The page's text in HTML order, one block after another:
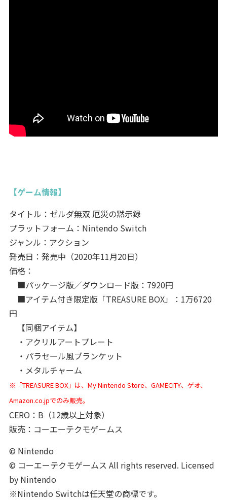
【ゲーム情報】
タイトル：ゼルダ無双 厄災の黙示録
プラットフォーム：Nintendo Switch
ジャンル：アクション
発売日：発売中（2020年11月20日）
価格：
■パッケージ版／ダウンロード版：7920円
■アイテム付き限定版「TREASURE BOX」：1万6720
円
【同梱アイテム】
・アクリルアートプレート
・パラセール風ブランケット
・メタルチャーム
※「TREASURE BOX」は、My Nintendo Store、GAMECITY、ゲオ、
Amazon.co.jpでのみ販売。
CERO：B（12歳以上対象）
販売：コーエーテクモゲームス
© Nintendo
© コーエーテクモゲームス All rights reserved. Licensed
by Nintendo
※Nintendo Switchは任天堂の商標です。